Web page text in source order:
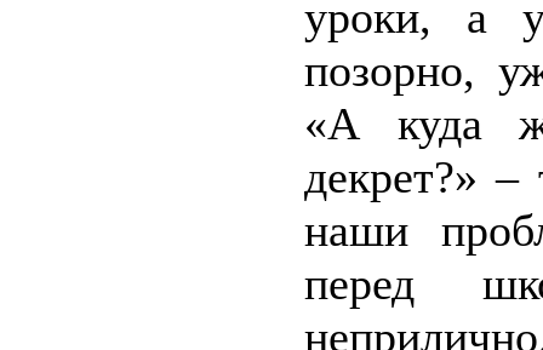
уроки, а
позорно,
«А куда
декрет?»
наши
перед